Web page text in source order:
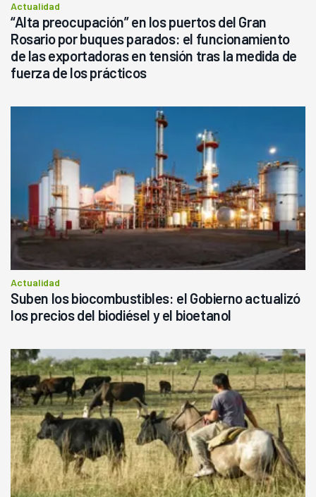
Actualidad
“Alta preocupación” en los puertos del Gran
Rosario por buques parados: el funcionamiento
de las exportadoras en tensión tras la medida de
fuerza de los prácticos
Actualidad
Suben los biocombustibles: el Gobierno actualizó
los precios del biodiésel y el bioetanol